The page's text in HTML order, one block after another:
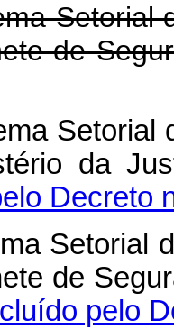
Setorial
de
Setorial
da
Decreto
Setorial
de
pelo